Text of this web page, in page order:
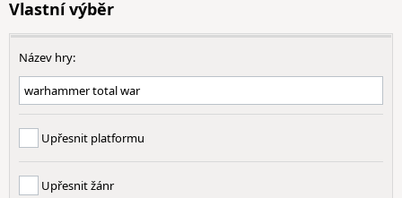
Vlastní výběr
Název hry:
Upřesnit platformu
Upřesnit žánr